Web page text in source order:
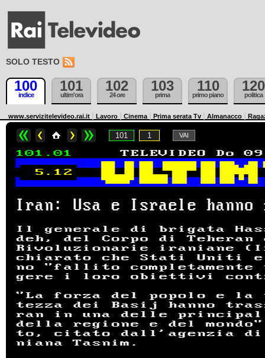
SOLO TESTO
100
indice
101
ultim'ora
102
24 ore
103
prima
110
primo piano
120
politica
www.servizitelevideo.rai.it Lavoro Cinema Prima serata Tv Almanacco